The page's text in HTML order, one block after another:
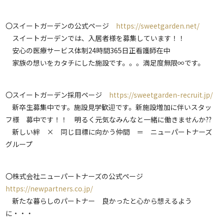
〇スイートガーデンの公式ページ https://sweetgarden.net/
スイートガーデンでは、入居者様を募集しています！！
安心の医療サービス体制24時間365日正看護師在中
家族の想いをカタチにした施設です。。。満足度無限∞です。
〇スイートガーデン採用ページ https://sweetgarden-recruit.jp/
新卒生募集中です。施設見学歓迎です。新施設増加に伴いスタッ
フ様 募中です！！ 明るく元気なみんなと一緒に働きませんか??
新しい絆 × 同じ目標に向かう仲間 ＝ ニューパートナーズ
グループ
〇株式会社ニューパートナーズの公式ページ
https://newpartners.co.jp/
新たな暮らしのパートナー 良かったと心から想えるよう
に・・・